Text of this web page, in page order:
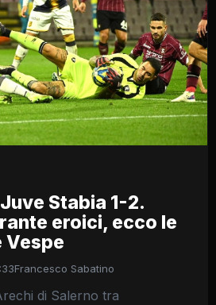
Stabia 1-2.
eroici, ecco le
Vespe
Francesco Sabatino
di Salerno tra